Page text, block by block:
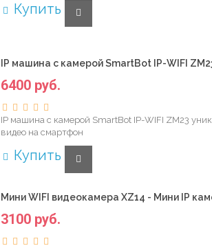
Купить
IP машина с камерой SmartBot IP-WIFI
6400 руб.
IP машина с камерой SmartBot IP-WIFI ZM23
видео на смартфон
Купить
Мини WIFI видеокамера XZ14 - Мини IP
3100 руб.